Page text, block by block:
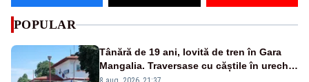
POPULAR
Tânără de 19 ani, lovită de tren în Gara
Mangalia. Traversase cu căștile în urechi
liniile printr-un loc nepermis